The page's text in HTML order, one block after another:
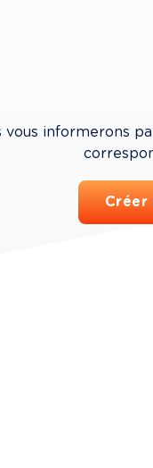
vous informerons
Créer